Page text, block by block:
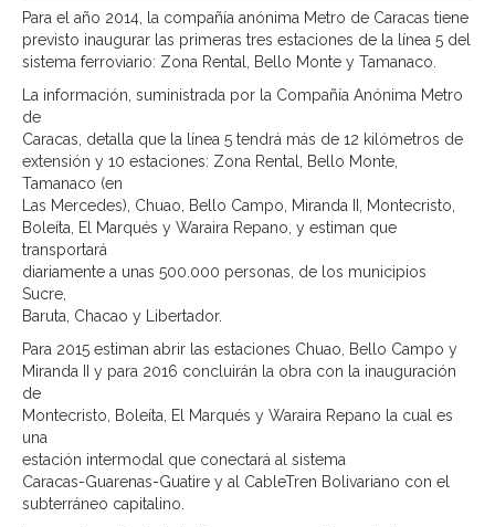
Para el año 2014, la compañía anónima Metro de Caracas tiene
previsto inaugurar las primeras tres estaciones de la línea 5 del
sistema ferroviario: Zona Rental, Bello Monte y Tamanaco.
La información, suministrada por la Compañía Anónima Metro
de
Caracas, detalla que la línea 5 tendrá más de 12 kilómetros de
extensión y 10 estaciones: Zona Rental, Bello Monte,
Tamanaco (en
Las Mercedes), Chuao, Bello Campo, Miranda II, Montecristo,
Boleíta, El Marqués y Waraira Repano, y estiman que
transportará
diariamente a unas 500.000 personas, de los municipios
Sucre,
Baruta, Chacao y Libertador.
Para 2015 estiman abrir las estaciones Chuao, Bello Campo y
Miranda II y para 2016 concluirán la obra con la inauguración
de
Montecristo, Boleíta, El Marqués y Waraira Repano la cual es
una
estación intermodal que conectará al sistema
Caracas-Guarenas-Guatire y al CableTren Bolivariano con el
subterráneo capitalino.